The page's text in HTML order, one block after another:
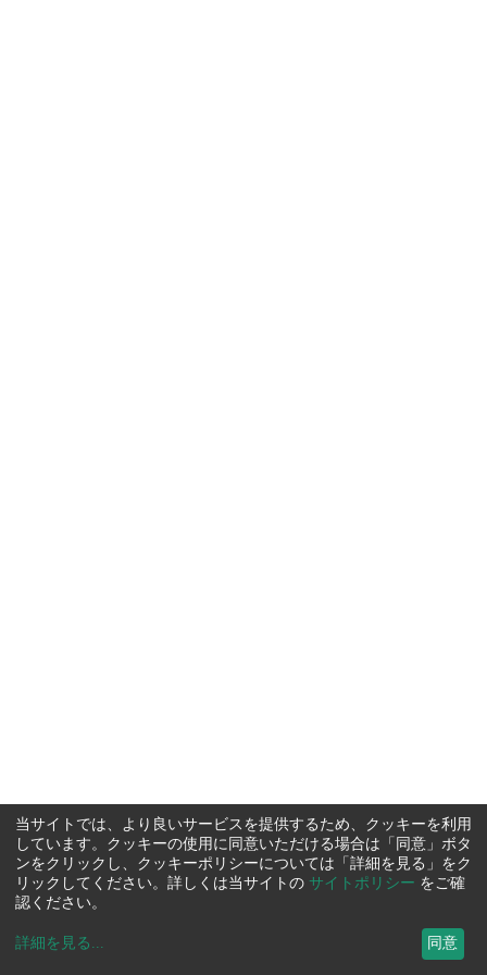
当サイトでは、より良いサービスを提供するため、クッキーを利用
しています。クッキーの使用に同意いただける場合は「同意」ボタ
ンをクリックし、クッキーポリシーについては「詳細を見る」をク
リックしてください。詳しくは当サイトの サイトポリシー をご確
認ください。
詳細を見る ... 同意